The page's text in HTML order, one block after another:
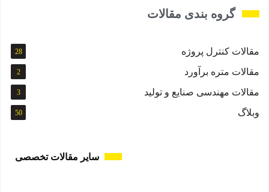
گروه بندی مقالات
مقالات کنترل پروژه 28
مقالات متره برآورد 2
مقالات مهندسی صنایع و تولید 3
وبلاگ 50
سایر مقالات تخصصی